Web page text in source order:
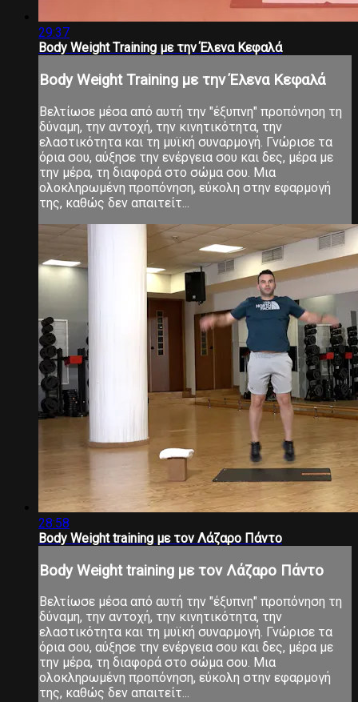
29:37
Body Weight Τraining με την Έλενα Κεφαλά
Body Weight Τraining με την Έλενα Κεφαλά
Βελτίωσε μέσα από αυτή την "έξυπνη" προπόνηση τη
δύναμη, την αντοχή, την κινητικότητα, την
ελαστικότητα και τη μυϊκή συναρμογή. Γνώρισε τα
όρια σου, αύξησε την ενέργεια σου και δες, μέρα με
την μέρα, τη διαφορά στο σώμα σου. Μια
ολοκληρωμένη προπόνηση, εύκολη στην εφαρμογή
της, καθώς δεν απαιτείτ...
28:58
Body Weight training με τον Λάζαρο Πάντο
Body Weight training με τον Λάζαρο Πάντο
Βελτίωσε μέσα από αυτή την "έξυπνη" προπόνηση τη
δύναμη, την αντοχή, την κινητικότητα, την
ελαστικότητα και τη μυϊκή συναρμογή. Γνώρισε τα
όρια σου, αύξησε την ενέργεια σου και δες, μέρα με
την μέρα, τη διαφορά στο σώμα σου. Μια
ολοκληρωμένη προπόνηση, εύκολη στην εφαρμογή
της, καθώς δεν απαιτείτ...